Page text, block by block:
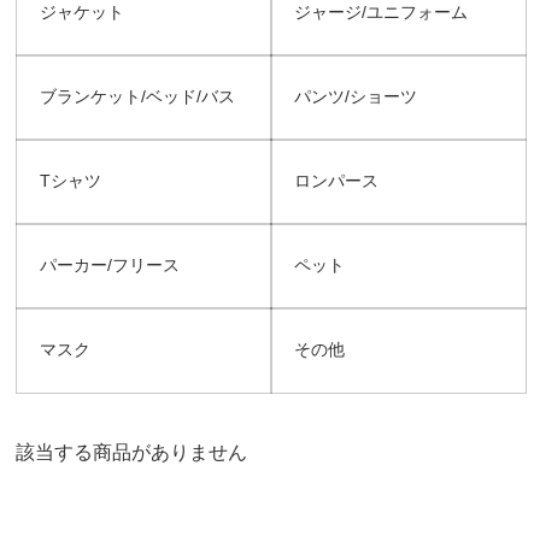
ジャケット ジャージ/ユニフォーム
ブランケット/ベッド/バス パンツ/ショーツ
Tシャツ ロンパース
パーカー/フリース ペット
マスク その他
該当する商品がありません